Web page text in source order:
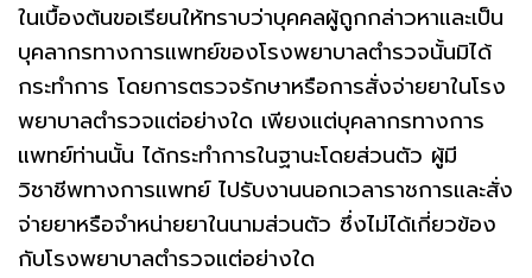
ในเบื้องต้นขอเรียนให้ทราบว่าบุคคลผู้ถูกกล่าวหาและเป็น
บุคลากรทางการแพทย์ของโรงพยาบาลตำรวจนั้นมิได้
กระทำการ โดยการตรวจรักษาหรือการสั่งจ่ายยาในโรง
พยาบาลตำรวจแต่อย่างใด เพียงแต่บุคลากรทางการ
แพทย์ท่านนั้น ได้กระทำการในฐานะโดยส่วนตัว ผู้มี
วิชาชีพทางการแพทย์ ไปรับงานนอกเวลาราชการและสั่ง
จ่ายยาหรือจำหน่ายยาในนามส่วนตัว ซึ่งไม่ได้เกี่ยวข้อง
กับโรงพยาบาลตำรวจแต่อย่างใด